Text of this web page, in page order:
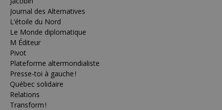
Journal des Alternatives
L’étoile du Nord
Le Monde diplomatique
M Éditeur
Pivot
Plateforme altermondialiste
Presse-toi à gauche !
Québec solidaire
Relations
Transform !